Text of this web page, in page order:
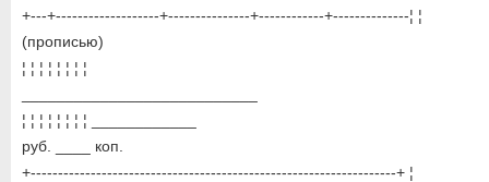
+---+-------------------+---------------+------------+--------------¦ ¦
(прописью)
¦ ¦ ¦ ¦ ¦ ¦ ¦ ¦
¦ ¦ ¦ ¦ ¦ ¦ ¦ ¦ ____________
руб. ____ коп.
+-------------------------------------------------------------------+ ¦